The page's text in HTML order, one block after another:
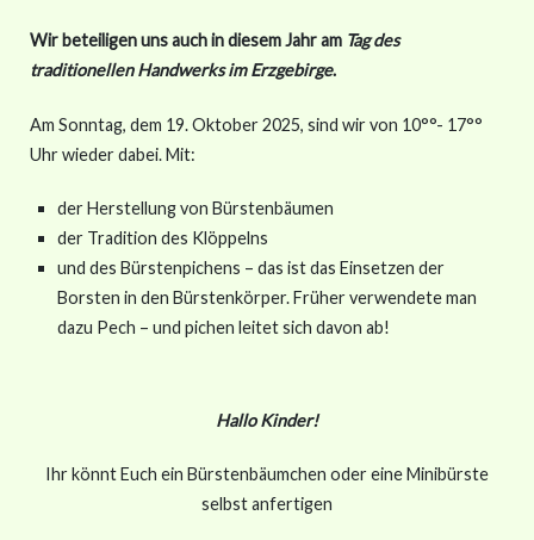
Wir beteiligen uns auch in diesem Jahr am Tag des
traditionellen Handwerks im Erzgebirge.
Am Sonntag, dem 19. Oktober 2025, sind wir von 10°°- 17°°
Uhr wieder dabei. Mit:
der Herstellung von Bürstenbäumen
der Tradition des Klöppelns
und des Bürstenpichens – das ist das Einsetzen der
Borsten in den Bürstenkörper. Früher verwendete man
dazu Pech – und pichen leitet sich davon ab!
Hallo Kinder!
Ihr könnt Euch ein Bürstenbäumchen oder eine Minibürste
selbst anfertigen